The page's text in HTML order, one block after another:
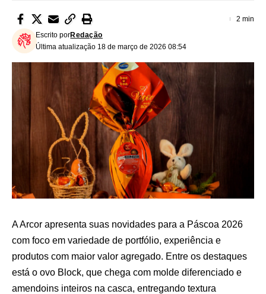
Última atualização 18 de março de 2026 08:54
Escrito porRedação
2 min
A Arcor apresenta suas novidades para a Páscoa 2026
com foco em variedade de portfólio, experiência e
produtos com maior valor agregado. Entre os destaques
está o ovo Block, que chega com molde diferenciado e
amendoins inteiros na casca, entregando textura